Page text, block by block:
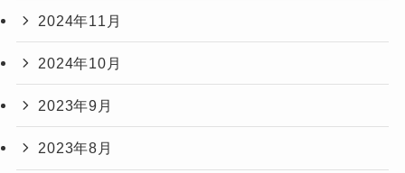
2024年11月
2024年10月
2023年9月
2023年8月